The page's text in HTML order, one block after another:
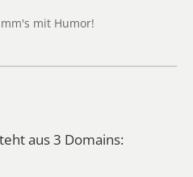
mit Humor!
aus 3 Domains: